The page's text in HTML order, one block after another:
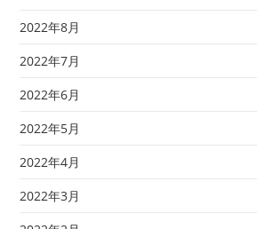
2022年8月
2022年7月
2022年6月
2022年5月
2022年4月
2022年3月